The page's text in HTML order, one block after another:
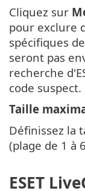
Cliquez sur
pour exclure
spécifiques
seront pas
recherche
code suspect.
Taille
Définissez la
(plage de 1 à
ESET